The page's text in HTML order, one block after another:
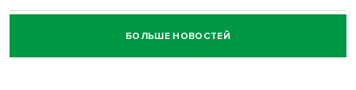
Честный выбор: видеонаблюдение обеспечит
объективность результатов ЕДГ в Новосибирской
БОЛЬШЕ НОВОСТЕЙ